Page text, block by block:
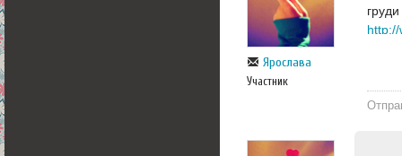
Ярослава
Участник